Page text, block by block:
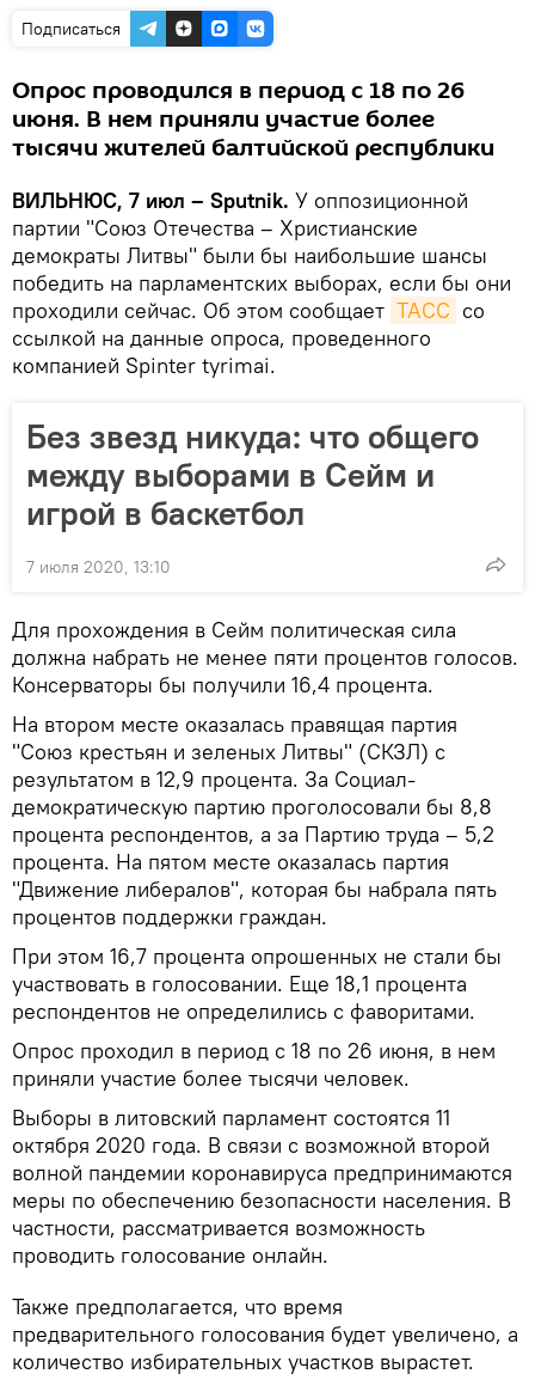
Подписаться
Опрос проводился в период с 18 по 26
июня. В нем приняли участие более
тысячи жителей балтийской республики
ВИЛЬНЮС, 7 июл – Sputnik. У оппозиционной
партии "Союз Отечества – Христианские
демократы Литвы" были бы наибольшие шансы
победить на парламентских выборах, если бы они
проходили сейчас. Об этом сообщает ТАСС со
ссылкой на данные опроса, проведенного
компанией Spinter tyrimai.
Без звезд никуда: что общего
между выборами в Сейм и
игрой в баскетбол
7 июля 2020, 13:10
Для прохождения в Сейм политическая сила
должна набрать не менее пяти процентов голосов.
Консерваторы бы получили 16,4 процента.
На втором месте оказалась правящая партия
"Союз крестьян и зеленых Литвы" (СКЗЛ) с
результатом в 12,9 процента. За Социал-
демократическую партию проголосовали бы 8,8
процента респондентов, а за Партию труда – 5,2
процента. На пятом месте оказалась партия
"Движение либералов", которая бы набрала пять
процентов поддержки граждан.
При этом 16,7 процента опрошенных не стали бы
участвовать в голосовании. Еще 18,1 процента
респондентов не определились с фаворитами.
Опрос проходил в период с 18 по 26 июня, в нем
приняли участие более тысячи человек.
Выборы в литовский парламент состоятся 11
октября 2020 года. В связи с возможной второй
волной пандемии коронавируса предпринимаются
меры по обеспечению безопасности населения. В
частности, рассматривается возможность
проводить голосование онлайн.
Также предполагается, что время
предварительного голосования будет увеличено, а
количество избирательных участков вырастет.